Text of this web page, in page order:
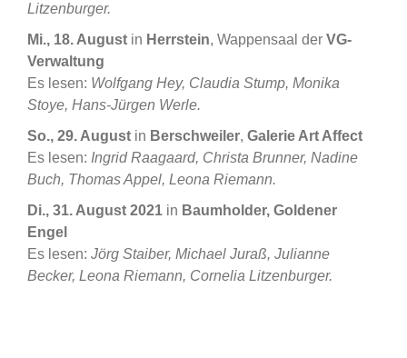
Litzenburger.
Mi., 18. August in Herrstein, Wappensaal der VG-
Verwaltung
Es lesen: Wolfgang Hey, Claudia Stump, Monika
Stoye, Hans-Jürgen Werle.
So., 29. August in Berschweiler, Galerie Art Affect
Es lesen: Ingrid Raagaard, Christa Brunner, Nadine
Buch, Thomas Appel, Leona Riemann.
Di., 31. August 2021 in Baumholder, Goldener
Engel
Es lesen: Jörg Staiber, Michael Juraß, Julianne
Becker, Leona Riemann, Cornelia Litzenburger.